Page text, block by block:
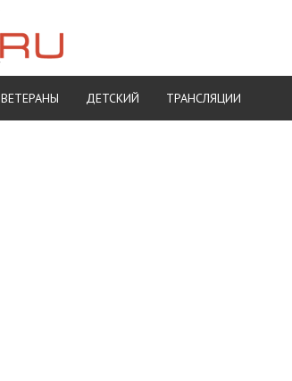
ВЕТЕРАНЫ ДЕТСКИЙ ТРАНСЛЯЦИИ